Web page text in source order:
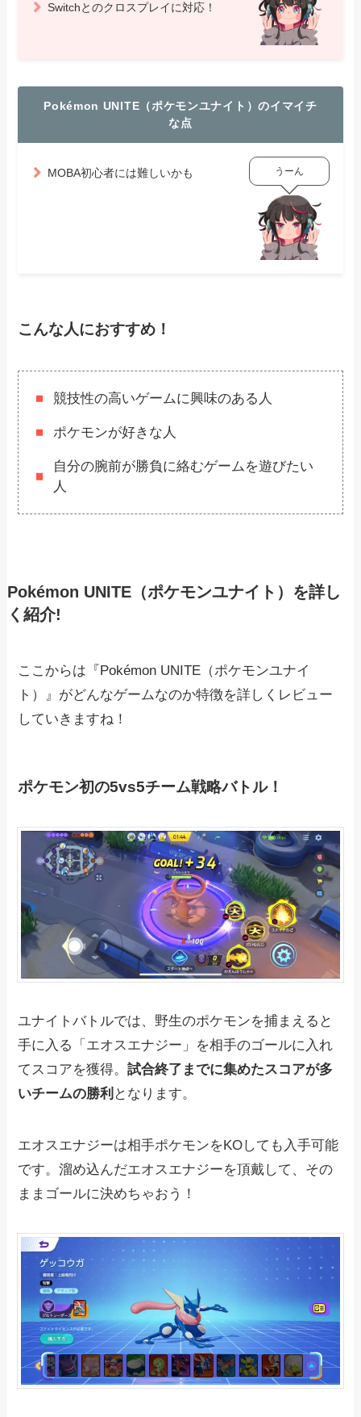
Switchとのクロスプレイに対応！
Pokémon UNITE（ポケモンユナイト）のイマイチ
な点
MOBA初心者には難しいかも うーん
こんな人におすすめ！
競技性の高いゲームに興味のある人
ポケモンが好きな人
自分の腕前が勝負に絡むゲームを遊びたい
人
Pokémon UNITE（ポケモンユナイト）を詳し
く紹介!
ここからは『Pokémon UNITE（ポケモンユナイ
ト）』がどんなゲームなのか特徴を詳しくレビュー
していきますね！
ポケモン初の5vs5チーム戦略バトル！
ユナイトバトルでは、野生のポケモンを捕まえると
手に入る「エオスエナジー」を相手のゴールに入れ
てスコアを獲得。試合終了までに集めたスコアが多
いチームの勝利 となります。
エオスエナジーは相手ポケモンをKOしても入手可能
です。溜め込んだエオスエナジーを頂戴して、その
ままゴールに決めちゃおう！